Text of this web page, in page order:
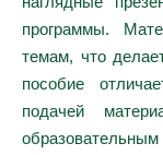
программы.
темам, что
пособие
подачей
образовательным